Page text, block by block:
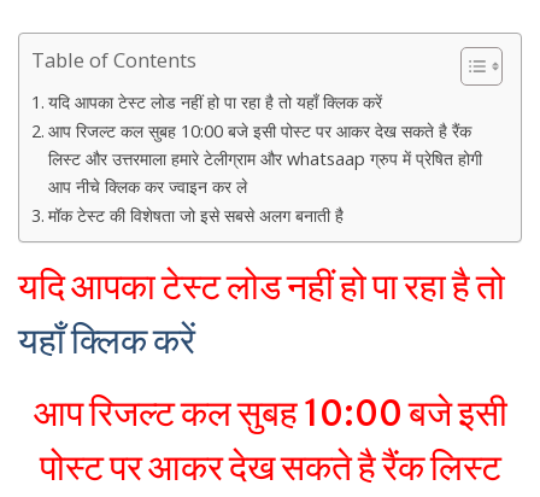
Table of Contents
यदि आपका टेस्ट लोड नहीं हो पा रहा है तो यहाँ क्लिक करें
आप रिजल्ट कल सुबह 10:00 बजे इसी पोस्ट पर आकर देख सकते है रैंक
लिस्ट और उत्तरमाला हमारे टेलीग्राम और whatsaap ग्रुप में प्रेषित होगी
आप नीचे क्लिक कर ज्वाइन कर ले
मॉक टेस्ट की विशेषता जो इसे सबसे अलग बनाती है
यदि आपका टेस्ट लोड नहीं हो पा रहा है तो
यहाँ क्लिक करें
आप रिजल्ट कल सुबह 10:00 बजे इसी
पोस्ट पर आकर देख सकते है रैंक लिस्ट